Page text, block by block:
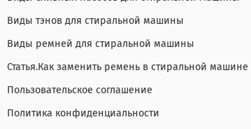
Виды тэнов для стиральной машины
Виды ремней для стиральной машины
Статья.Как заменить ремень в стиральной машине
Пользовательское соглашение
Политика конфиденциальности